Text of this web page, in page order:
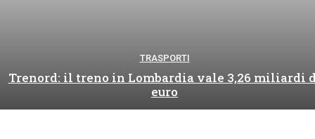
TRASPORTI
Trenord: il treno in Lombardia vale 3,26 miliardi
euro